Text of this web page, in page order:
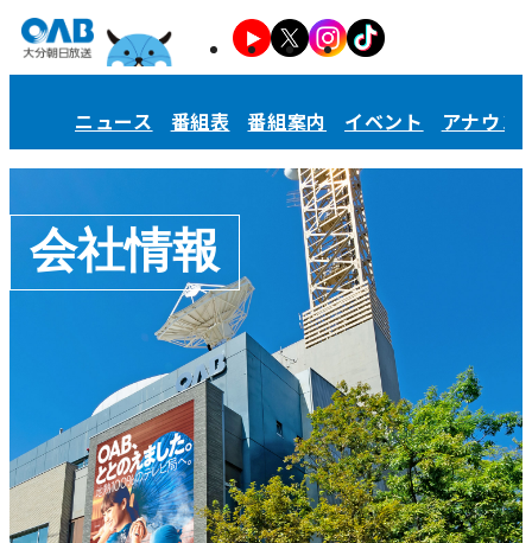
ニュース 番組表 番組案内 イベント アナウン
会社情報